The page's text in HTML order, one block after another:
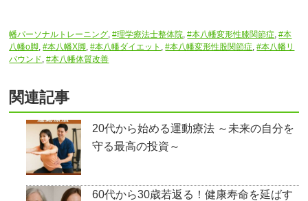
幡パーソナルトレーニング ,#理学療法士整体院 ,#本八幡変形性膝関節症 ,#本
八幡o脚 ,#本八幡X脚 ,#本八幡ダイエット ,#本八幡変形性股関節症 ,#本八幡リ
バウンド ,#本八幡体質改善
関連記事
20代から始める運動療法 ～未来の自分を
守る最高の投資～
60代から30歳若返る！健康寿命を延ばす